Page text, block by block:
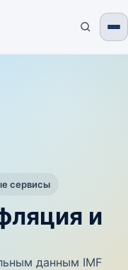
сервисы
и
данным IMF